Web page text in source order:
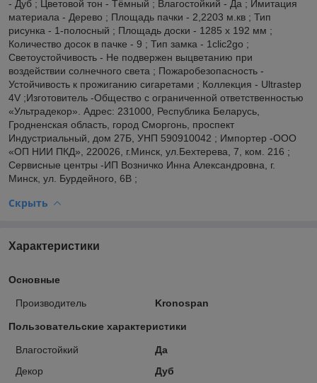
- Дуб ; Цветовой тон - Тёмный ; Влагостойкий - Да ; Имитация
материала - Дерево ; Площадь пачки - 2,2203 м.кв ; Тип
рисунка - 1-полосный ; Площадь доски - 1285 x 192 мм ;
Количество досок в пачке - 9 ; Тип замка - 1clic2go ;
Светоустойчивость - Не подвержен выцветанию при
воздействии солнечного света ; Пожаробезопасность -
Устойчивость к прожиганию сигаретами ; Коллекция - Ultrastep
4V ;Изготовитель -Общество с ограниченной ответственностью
«Ультрадекор». Адрес: 231000, Республика Беларусь,
Гродненская область, город Сморгонь, проспект
Индустриальный, дом 27Б, УНП 590910042 ; Импортер -ООО
«ОП НИИ ПКД», 220026, г.Минск, ул.Бехтерева, 7, ком. 216 ;
Сервисные центры -ИП Возничко Инна Александровна, г.
Минск, ул. Бурдейного, 6В ;
Скрыть
Характеристики
Основные
Производитель Kronospan
Пользовательские характеристики
Влагостойкий
Да
Декор
Дуб